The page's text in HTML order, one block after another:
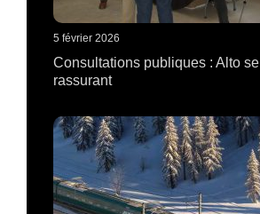
5 février 2026
Consultations publiques : Alto
rassurant